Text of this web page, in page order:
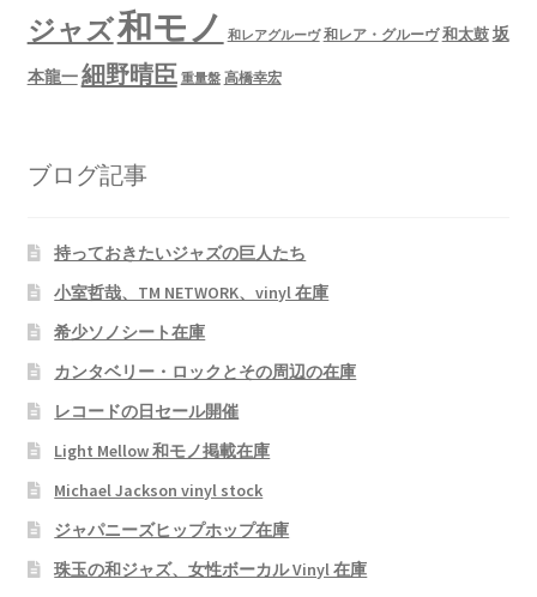
ジャズ和モノ 和レアグルーヴ 和レア・グルーヴ 和太鼓坂
本龍一細野晴臣 重量盤 高橋幸宏
ブログ記事
持っておきたいジャズの巨人たち
小室哲哉、TM NETWORK、vinyl 在庫
希少ソノシート在庫
カンタベリー・ロックとその周辺の在庫
レコードの日セール開催
Light Mellow 和モノ掲載在庫
Michael Jackson vinyl stock
ジャパニーズヒップホップ在庫
珠玉の和ジャズ、女性ボーカル Vinyl 在庫